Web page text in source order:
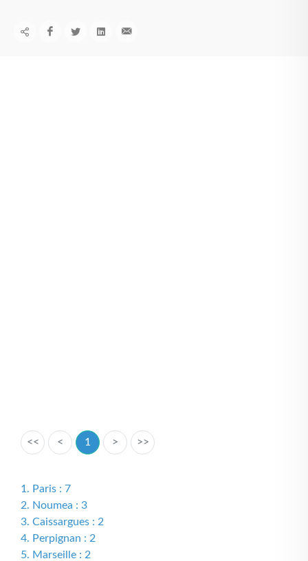
<< < 1 > >>
1. Paris : 7
2. Noumea : 3
3. Caissargues : 2
4. Perpignan : 2
5. Marseille : 2